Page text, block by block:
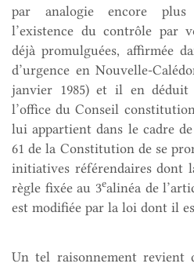
par analogie encore
l’existence du contrôle par
déjà promulguées, affirmée
d’urgence en Nouvelle-
janvier 1985) et il en
l’office du Conseil
lui appartient dans le cadre
61 de la Constitution de se
initiatives référendaires dont
règle fixée au 3ealinéa de
est modifiée par la loi dont il
Un tel raisonnement revient